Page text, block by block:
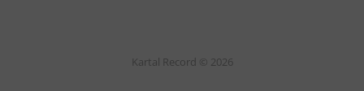
Kartal Record © 2026